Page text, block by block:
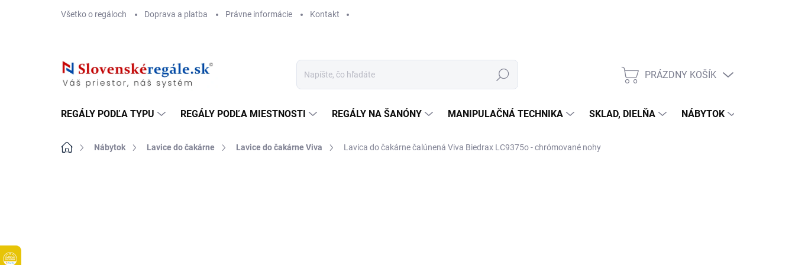
Všetko o regáloch Doprava a platba Právne informácie Kontakt
Hľadať
NÁKUPNÝ
PRÁZDNY KOŠÍK
REGÁLY PODĽA TYPU REGÁLY PODĽA MIESTNOSTI REGÁLY NA ŠANÓNY MANIPULAČNÁ TECHNIKA SKLAD, DIELŇA NÁBYTOK
DomovNábytok Lavice do čakárne Lavice do čakárne Viva Lavica do čakárne čalúnená Viva Biedrax LC9375o - chrómované nohy